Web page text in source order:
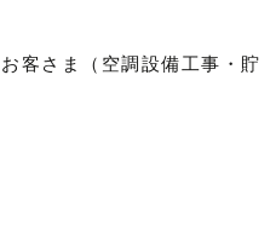
客さま（空調設備工事・貯